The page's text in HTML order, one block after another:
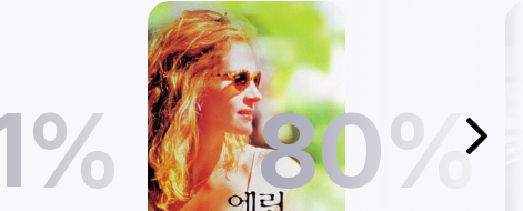
Další
80%